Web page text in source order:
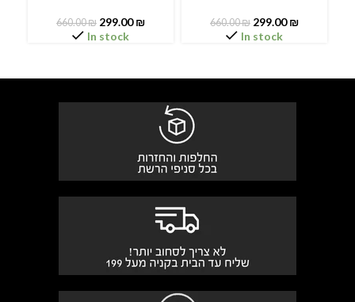
660.00₪ 299.00₪
In stock
660.00₪ 299.00₪
In stock